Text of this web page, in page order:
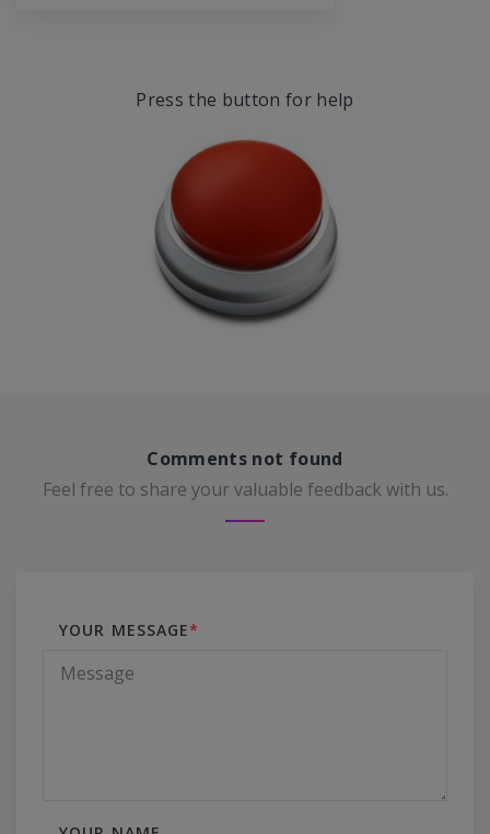
Press the button for help
Comments not found
Feel free to share your valuable feedback with us.
YOUR MESSAGE*